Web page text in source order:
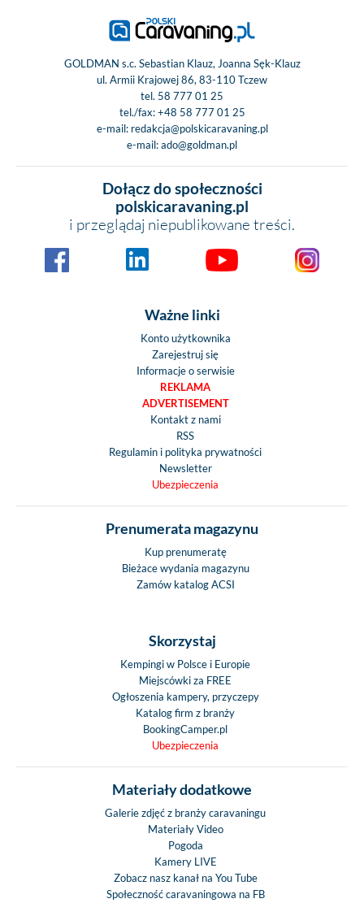
GOLDMAN s.c. Sebastian Klauz, Joanna Sęk-Klauz
ul. Armii Krajowej 86, 83-110 Tczew
tel. 58 777 01 25
tel./fax:+48 58 777 01 25
e-mail: redakcja@polskicaravaning.pl
e-mail:ado@goldman.pl
Dołącz do społeczności
polskicaravaning.pl
i przeglądaj niepublikowane treści.
Ważne linki
Konto użytkownika
Zarejestruj się
Informacje o serwisie
REKLAMA
ADVERTISEMENT
Kontakt z nami
RSS
Regulamin i polityka prywatności
Newsletter
Ubezpieczenia
Prenumerata magazynu
Kup prenumeratę
Bieżace wydania magazynu
Zamów katalog ACSI
Skorzystaj
Kempingi w Polsce i Europie
Miejscówki za FREE
Ogłoszenia kampery, przyczepy
Katalog firm z branży
BookingCamper.pl
Ubezpieczenia
Materiały dodatkowe
Galerie zdjęć z branży caravaningu
Materiały Video
Pogoda
Kamery LIVE
Zobacz nasz kanał na You Tube
Społeczność caravaningowa na FB